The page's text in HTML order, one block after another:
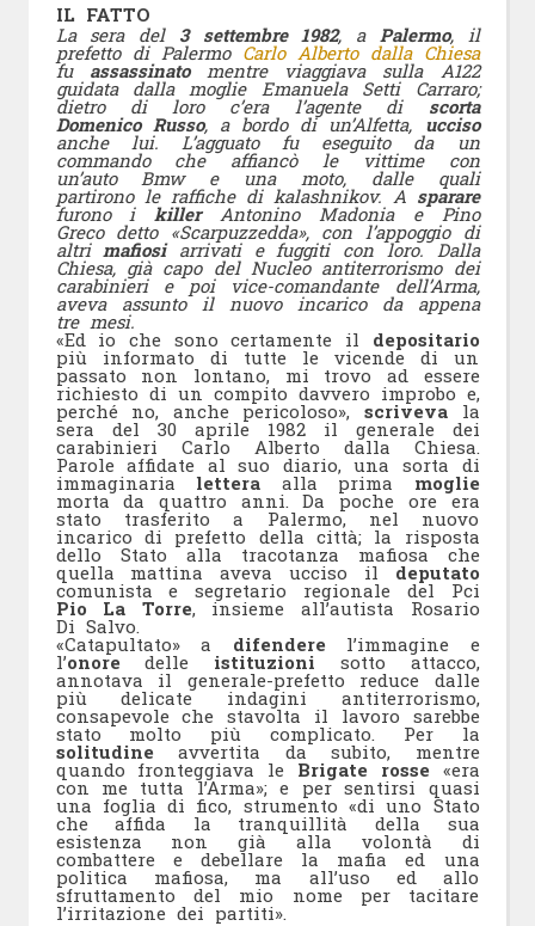
IL FATTO
La sera del 3 settembre 1982, a Palermo, il
prefetto di Palermo Carlo Alberto dalla Chiesa
fu assassinato mentre viaggiava sulla A122
guidata dalla moglie Emanuela Setti Carraro;
dietro di loro c’era l’agente di scorta
Domenico Russo, a bordo di un’Alfetta, ucciso
anche lui. L’agguato fu eseguito da un
commando che affiancò le vittime con
un’auto Bmw e una moto, dalle quali
partirono le raffiche di kalashnikov. A sparare
furono i killerAntonino Madonia e Pino
Greco detto «Scarpuzzedda», con l’appoggio di
altri mafiosi arrivati e fuggiti con loro. Dalla
Chiesa, già capo del Nucleo antiterrorismo dei
carabinieri e poi vice-comandante dell’Arma,
aveva assunto il nuovo incarico da appena
tre mesi.
«Ed io che sono certamente il depositario
più informato di tutte le vicende di un
passato non lontano, mi trovo ad essere
richiesto di un compito davvero improbo e,
perché no, anche pericoloso», scriveva la
sera del 30 aprile 1982 il generale dei
carabinieri Carlo Alberto dalla Chiesa.
Parole affidate al suo diario, una sorta di
immaginaria lettera alla prima moglie
morta da quattro anni. Da poche ore era
stato trasferito a Palermo, nel nuovo
incarico di prefetto della città; la risposta
dello Stato alla tracotanza mafiosa che
quella mattina aveva ucciso il deputato
comunista e segretario regionale del Pci
Pio La Torre, insieme all’autista Rosario
Di Salvo.
«Catapultato» a difendere l’immagine e
l’onore delle istituzioni sotto attacco,
annotava il generale-prefetto reduce dalle
più delicate indagini antiterrorismo,
consapevole che stavolta il lavoro sarebbe
stato molto più complicato. Per la
solitudine avvertita da subito, mentre
quando fronteggiava le Brigate rosse «era
con me tutta l’Arma»; e per sentirsi quasi
una foglia di fico, strumento «di uno Stato
che affida la tranquillità della sua
esistenza non già alla volontà di
combattere e debellare la mafia ed una
politica mafiosa, ma all’uso ed allo
sfruttamento del mio nome per tacitare
l’irritazione dei partiti».